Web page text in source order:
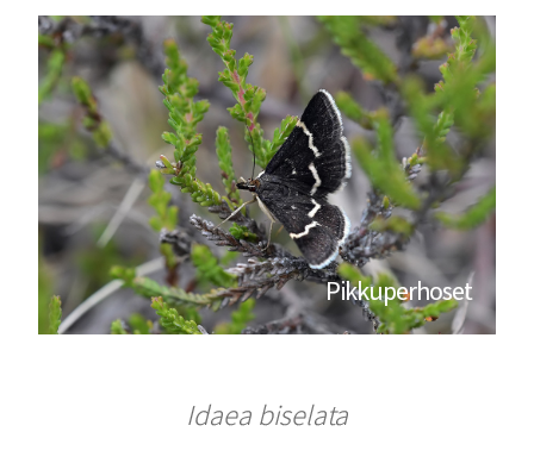
Pikkuperhoset
Idaea biselata